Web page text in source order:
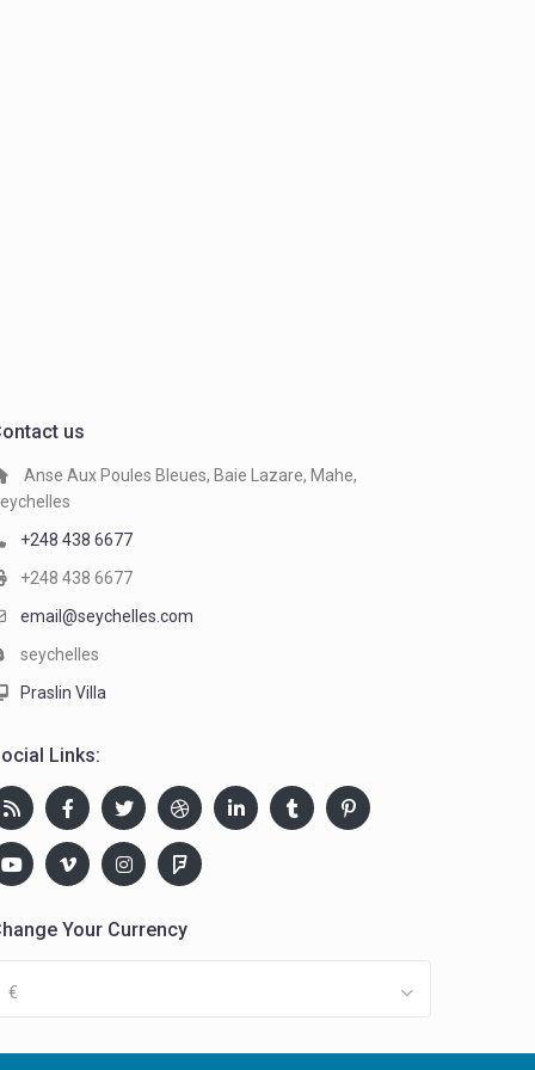
us
Anse Aux Poules Bleues, Baie Lazare, Mahe,
+248 438 6677
+248 438 6677
email@seychelles.com
seychelles
Praslin Villa
Links:
Your Currency
€